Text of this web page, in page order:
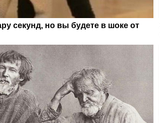
секунд, но вы будете в шоке от